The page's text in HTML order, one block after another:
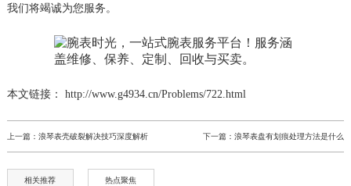
我们将竭诚为您服务。
本文链接： http://www.g4934.cn/Problems/722.html
上一篇： 浪琴表壳破裂解决技巧深度解析 下一篇：浪琴表盘有划痕处理方法是什么
相关推荐 热点聚焦